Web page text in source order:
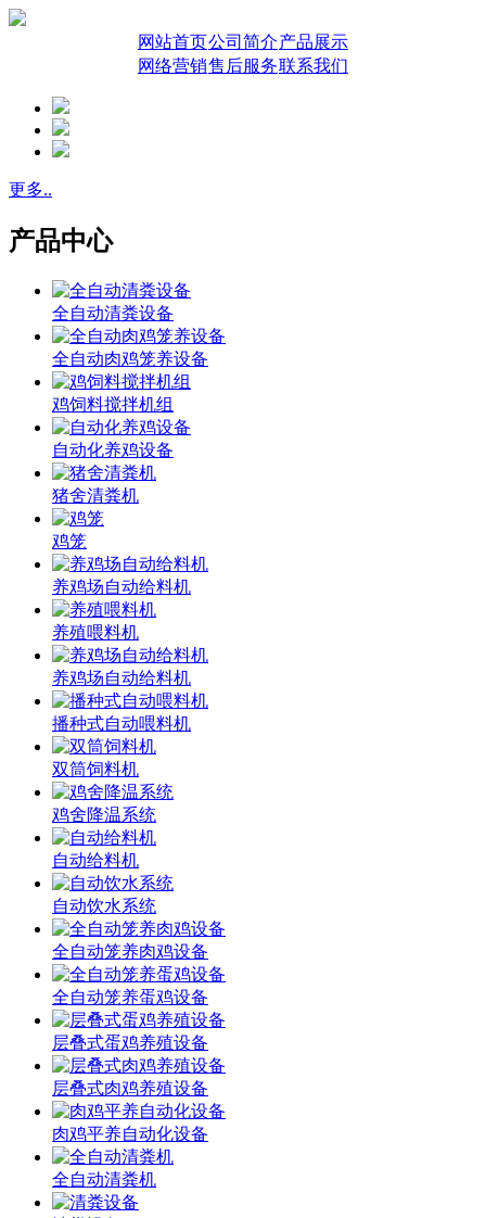
网站首页公司简介产品展示
网络营销售后服务联系我们
更多..
产品中心
全自动清粪设备
全自动肉鸡笼养设备
鸡饲料搅拌机组
自动化养鸡设备
猪舍清粪机
鸡笼
养鸡场自动给料机
养殖喂料机
养鸡场自动给料机
播种式自动喂料机
双筒饲料机
鸡舍降温系统
自动给料机
自动饮水系统
全自动笼养肉鸡设备
全自动笼养蛋鸡设备
层叠式蛋鸡养殖设备
层叠式肉鸡养殖设备
肉鸡平养自动化设备
全自动清粪机